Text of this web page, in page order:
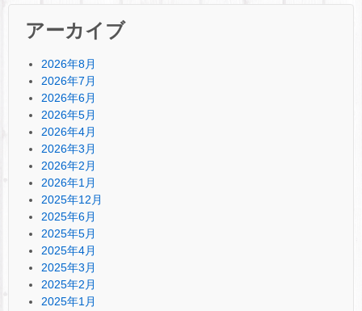
アーカイブ
2026年8月
2026年7月
2026年6月
2026年5月
2026年4月
2026年3月
2026年2月
2026年1月
2025年12月
2025年6月
2025年5月
2025年4月
2025年3月
2025年2月
2025年1月